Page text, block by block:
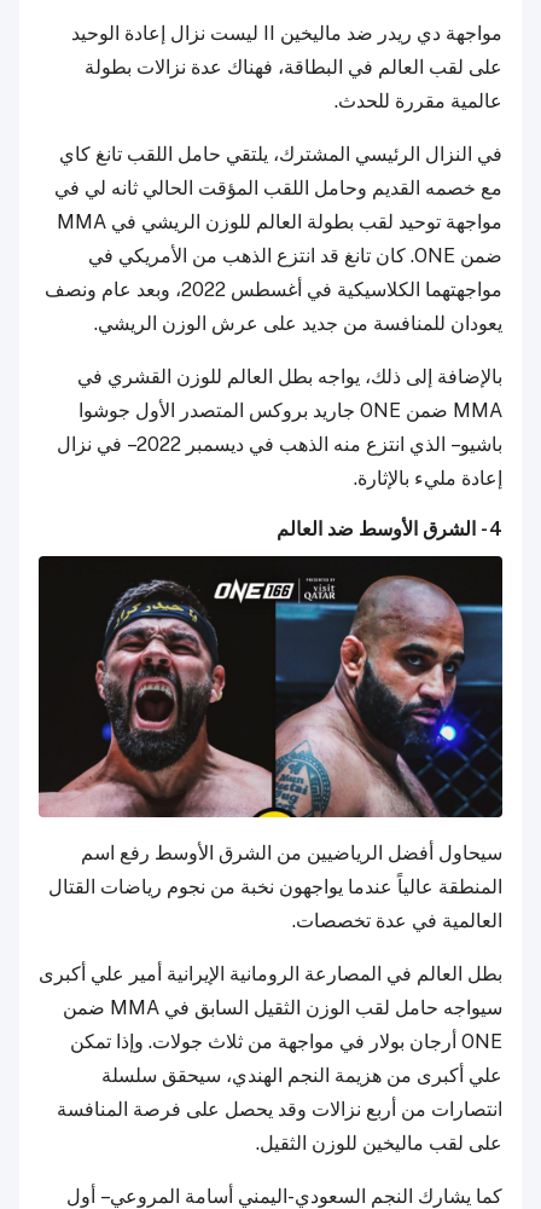
مواجهة دي ريدر ضد ماليخين II ليست نزال إعادة الوحيد
على لقب العالم في البطاقة، فهناك عدة نزالات بطولة
عالمية مقررة للحدث.
في النزال الرئيسي المشترك، يلتقي حامل اللقب تانغ كاي
مع خصمه القديم وحامل اللقب المؤقت الحالي ثانه لي في
مواجهة توحيد لقب بطولة العالم للوزن الريشي في MMA
ضمن ONE. كان تانغ قد انتزع الذهب من الأمريكي في
مواجهتهما الكلاسيكية في أغسطس 2022، وبعد عام ونصف
يعودان للمنافسة من جديد على عرش الوزن الريشي.
بالإضافة إلى ذلك، يواجه بطل العالم للوزن القشري في
MMA ضمن ONE جاريد بروكس المتصدر الأول جوشوا
باشيو – الذي انتزع منه الذهب في ديسمبر 2022 – في نزال
إعادة مليء بالإثارة.
4 - الشرق الأوسط ضد العالم
سيحاول أفضل الرياضيين من الشرق الأوسط رفع اسم
المنطقة عالياً عندما يواجهون نخبة من نجوم رياضات القتال
العالمية في عدة تخصصات.
بطل العالم في المصارعة الرومانية الإيرانية أمير علي أكبرى
سيواجه حامل لقب الوزن الثقيل السابق في MMA ضمن
ONE أرجان بولار في مواجهة من ثلاث جولات. وإذا تمكن
علي أكبرى من هزيمة النجم الهندي، سيحقق سلسلة
انتصارات من أربع نزالات وقد يحصل على فرصة المنافسة
على لقب ماليخين للوزن الثقيل.
كما يشارك النجم السعودي-اليمني أسامة المروعي – أول